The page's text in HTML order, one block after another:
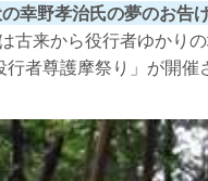
幸野孝治氏の夢のお告
古来から役行者ゆかり
者尊護摩祭り」が開催